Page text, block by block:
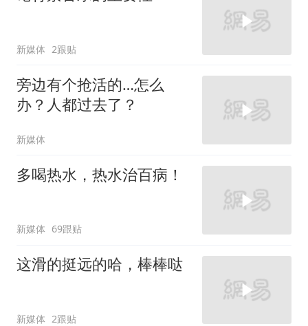
新媒体 2跟贴
旁边有个抢活的…怎么
办？人都过去了？
新媒体
多喝热水，热水治百病！
新媒体 69跟贴
这滑的挺远的哈，棒棒哒
新媒体 2跟贴